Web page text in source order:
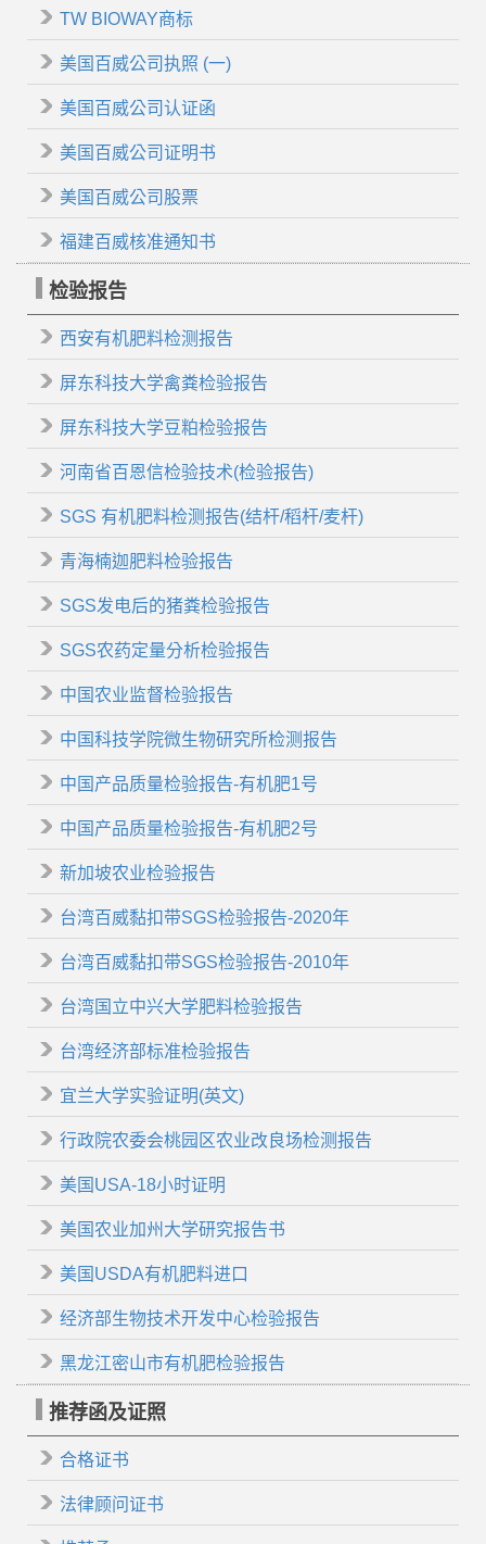
TW BIOWAY商标
美国百威公司执照 (一)
美国百威公司认证函
美国百威公司证明书
美国百威公司股票
福建百威核准通知书
检验报告
西安有机肥料检测报告
屏东科技大学禽粪检验报告
屏东科技大学豆粕检验报告
河南省百恩信检验技术(检验报告)
SGS 有机肥料检测报告(结杆/稻杆/麦杆)
青海楠迦肥料检验报告
SGS发电后的猪粪检验报告
SGS农药定量分析检验报告
中国农业监督检验报告
中国科技学院微生物研究所检测报告
中国产品质量检验报告-有机肥1号
中国产品质量检验报告-有机肥2号
新加坡农业检验报告
台湾百威黏扣带SGS检验报告-2020年
台湾百威黏扣带SGS检验报告-2010年
台湾国立中兴大学肥料检验报告
台湾经济部标准检验报告
宜兰大学实验证明(英文)
行政院农委会桃园区农业改良场检测报告
美国USA-18小时证明
美国农业加州大学研究报告书
美国USDA有机肥料进口
经济部生物技术开发中心检验报告
黑龙江密山市有机肥检验报告
推荐函及证照
合格证书
法律顾问证书